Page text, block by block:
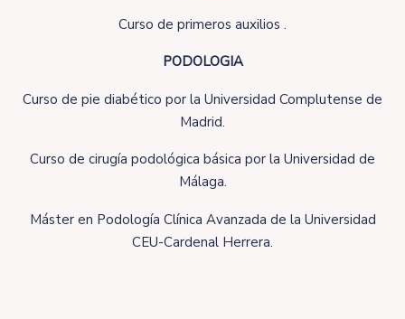
Curso de primeros auxilios .
PODOLOGIA
Curso de pie diabético por la Universidad Complutense de
Madrid.
Curso de cirugía podológica básica por la Universidad de
Málaga.
Máster en Podología Clínica Avanzada de la Universidad
CEU-Cardenal Herrera.